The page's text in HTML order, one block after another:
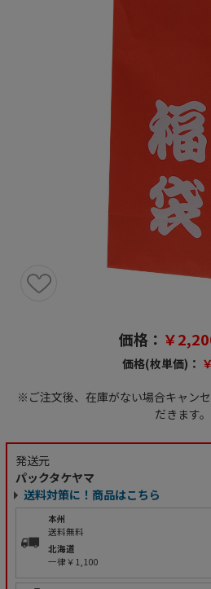
価格： ￥
価格(枚単価)：
※ご注文後、在庫がない場合キャン
だきます。
発送元
パックタケヤマ
送料対策に！商品はこちら
本州
送料無料
北海道
一律￥1,100